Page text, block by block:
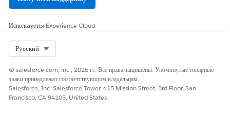
Переговорная поправка на основе объема
Для оптимизированного извлечения данных во время
выполнения процедур рейтинга убедитесь, что количество
таблиц решений в вашей организации находится в
количество таблиц решений, поддерживаемых в
организации, см. Стандартные ограничения механизма
бизнес-правил.
Используется Experience Cloud
Русский
© salesforce.com, inc., 2026 гг. Все права защищены. Упомянутые товарные
знаки принадлежат соответствующим владельцам.
Salesforce, Inc. Salesforce Tower, 415 Mission Street, 3rd Floor, San
Francisco, CA 94105, United States